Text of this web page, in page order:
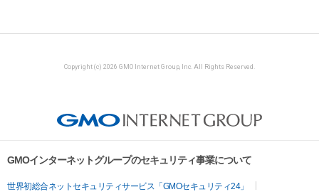
Copyright (c) 2026 GMO Internet Group, Inc. All Rights Reserved.
GMOインターネットグループのセキュリティ事業について
世界初総合ネットセキュリティサービス「GMOセキュリティ24」